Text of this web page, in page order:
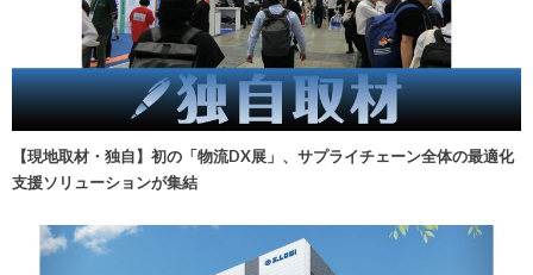
【現地取材・独自】初の「物流DX展」、サプライチェーン全体の最適化
支援ソリューションが集結